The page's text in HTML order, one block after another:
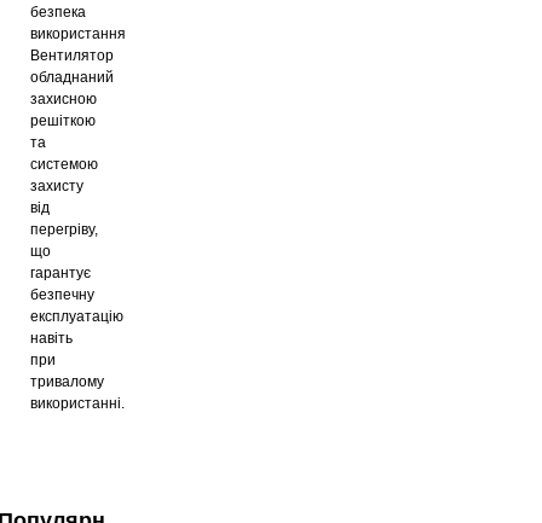
безпека
використання
Вентилятор
обладнаний
захисною
решіткою
та
системою
захисту
від
перегріву,
що
гарантує
безпечну
експлуатацію
навіть
при
тривалому
використанні.